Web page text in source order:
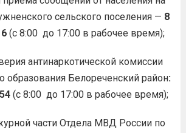
сельского поселения — 8
(с 8:00 до 17:00 в рабочее время);
антинаркотической комиссии
образования Белореченский район:
(с 8:00 до 17:00 в рабочее время);
части Отдела МВД России по